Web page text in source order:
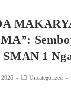
1
2026 Uncategorized